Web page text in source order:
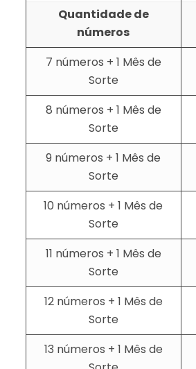
Quantidade de
números
7 números + 1 Mês de
Sorte
8 números + 1 Mês de
Sorte
9 números + 1 Mês de
Sorte
10 números + 1 Mês de
Sorte
11 números + 1 Mês de
Sorte
12 números + 1 Mês de
Sorte
13 números + 1 Mês de